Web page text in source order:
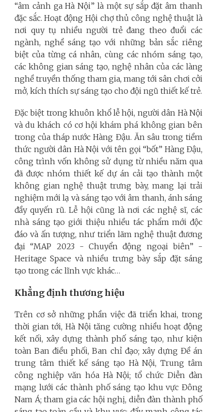
“âm cảnh ga Hà Nội” là một sự sắp đặt âm thanh
đặc sắc. Hoạt động Hội chợ thủ công nghệ thuật là
nơi quy tụ nhiều người trẻ đang theo đuổi các
ngành, nghề sáng tạo với những bản sắc riêng
biệt của từng cá nhân, cùng các nhóm sáng tạo,
các không gian sáng tạo, nghệ nhân của các làng
nghề truyền thống tham gia, mang tới sân chơi cởi
mở, kích thích sự sáng tạo cho đội ngũ thiết kế trẻ.
Đặc biệt trong khuôn khổ lễ hội, người dân Hà Nội
và du khách có cơ hội khám phá không gian bên
trong của tháp nước Hàng Đậu. Ăn sâu trong tiềm
thức người dân Hà Nội với tên gọi “bốt” Hàng Đậu,
công trình vốn không sử dụng từ nhiều năm qua
đã được nhóm thiết kế dự án cải tạo thành một
không gian nghệ thuật trưng bày, mang lại trải
nghiệm mới lạ và sáng tạo với âm thanh, ánh sáng
đầy quyến rũ. Lễ hội cũng là nơi các nghệ sĩ, các
nhà sáng tạo giới thiệu nhiều tác phẩm mới độc
đáo và ấn tượng, như triển lãm nghệ thuật đương
đại “MAP 2023 - Chuyển động ngoại biên” -
Heritage Space và nhiều trưng bày sắp đặt sáng
tạo trong các lĩnh vực khác…
Khẳng định thương hiệu
Trên cơ sở những phần việc đã triển khai, trong
thời gian tới, Hà Nội tăng cường nhiều hoạt động
kết nối, xây dựng thành phố sáng tạo, như kiện
toàn Ban điều phối, Ban chỉ đạo; xây dựng Đề án
trung tâm thiết kế sáng tạo Hà Nội, Trung tâm
công nghiệp văn hóa Hà Nội; tổ chức Diễn đàn
mạng lưới các thành phố sáng tạo khu vực Đông
Nam Á; tham gia các hội nghị, diễn đàn thành phố